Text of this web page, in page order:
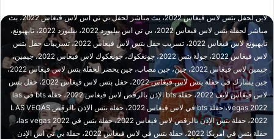
لاين لحفل بتس لاس فيغاس 2022، بث مباشر لحفل بي تي اس لاس فيغاس 2022، بث
مباشر لحفلة بتس لاس فيغاس 2022، بي تي اس بيلبورد 2022، بيلبورد 2022، تايهيونغ،
تايهيونغ لاس فيغاس 2022، تسريب حفل بتس لاس فيغاس 2022، تسريبات حفل بتس
لاس فيغاس 2022، جولة بتس 2022، جونغكوك، جونغكوك لاس فيغاس 2022، جيمين،
جيمين لاس فيغاس 2022، جين، جين مصاب، جين يحضر لحفلة بتس لاس فيغاس 2022،
جين يشارك في حفلة بتس لاس فيغاس 2022، حفل بتس لاس فيغاس 2022، حفل بتس
لاس فيغاس لايف 2022، حفلة bts الإذن بالرقص لاس فيغاس 2022، حفلة bts في las
vegas 2022، حفلة bts في لاس فيغاس 2022، حفلة بتس الإذن بالرقص LAS VEGAS
2022، حفلة بتس الإذن بالرقص لاس فيغاس 2022، حفلة بتس في las vegas 2022،
حفلة بتس في امريكا 2022، حفلة بتس في لاس فيغاس 2022، حفلة بي تي اس الإذن